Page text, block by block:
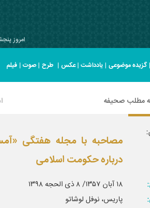
امروز پنجشنبه
|گزیده موضوعی | یادداشت |عکس | طرح |صوت | فیلم
مطلب صحیفه
مصاحبه با مجله هفتگی
درباره حکومت اسلامی‌
۱۸ آبان ۱۳۵۷/ ۸ ذی الحجه ۱۳۹۸
پاریس، نوفل لوشاتو